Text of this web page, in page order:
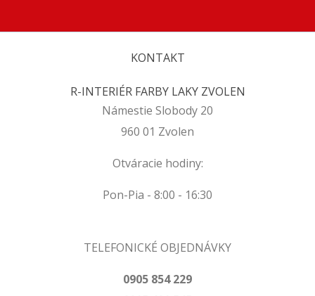
KONTAKT
R-INTERIÉR FARBY LAKY ZVOLEN
Námestie Slobody 20
960 01 Zvolen
Otváracie hodiny:
Pon-Pia - 8:00 - 16:30
TELEFONICKÉ OBJEDNÁVKY
0905 854 229